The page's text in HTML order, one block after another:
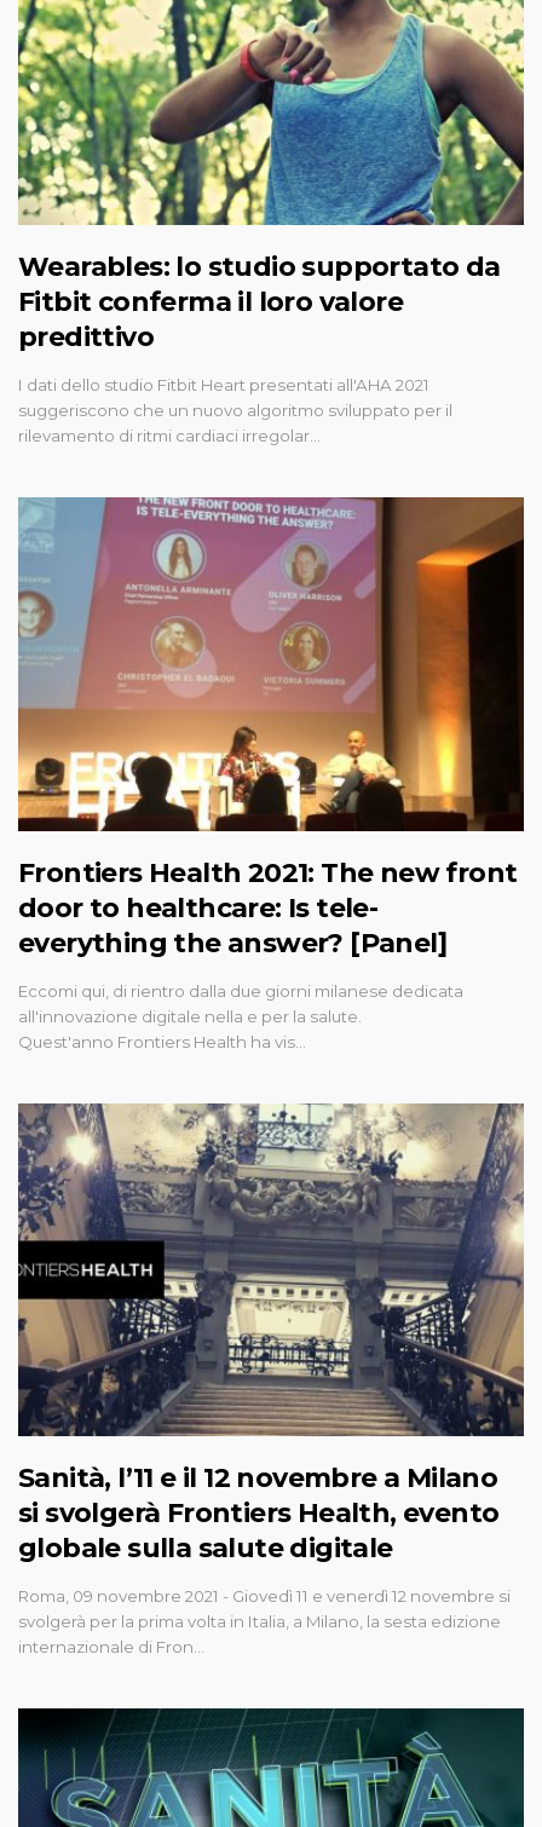
Wearables: lo studio supportato da
Fitbit conferma il loro valore
predittivo
I dati dello studio Fitbit Heart presentati all'AHA 2021
suggeriscono che un nuovo algoritmo sviluppato per il
rilevamento di ritmi cardiaci irregolar…
Frontiers Health 2021: The new front
door to healthcare: Is tele-
everything the answer? [Panel]
Eccomi qui, di rientro dalla due giorni milanese dedicata
all'innovazione digitale nella e per la salute.
Quest'anno Frontiers Health ha vis…
Sanità, l’11 e il 12 novembre a Milano
si svolgerà Frontiers Health, evento
globale sulla salute digitale
Roma, 09 novembre 2021 - Giovedì 11 e venerdì 12 novembre si
svolgerà per la prima volta in Italia, a Milano, la sesta edizione
internazionale di Fron…